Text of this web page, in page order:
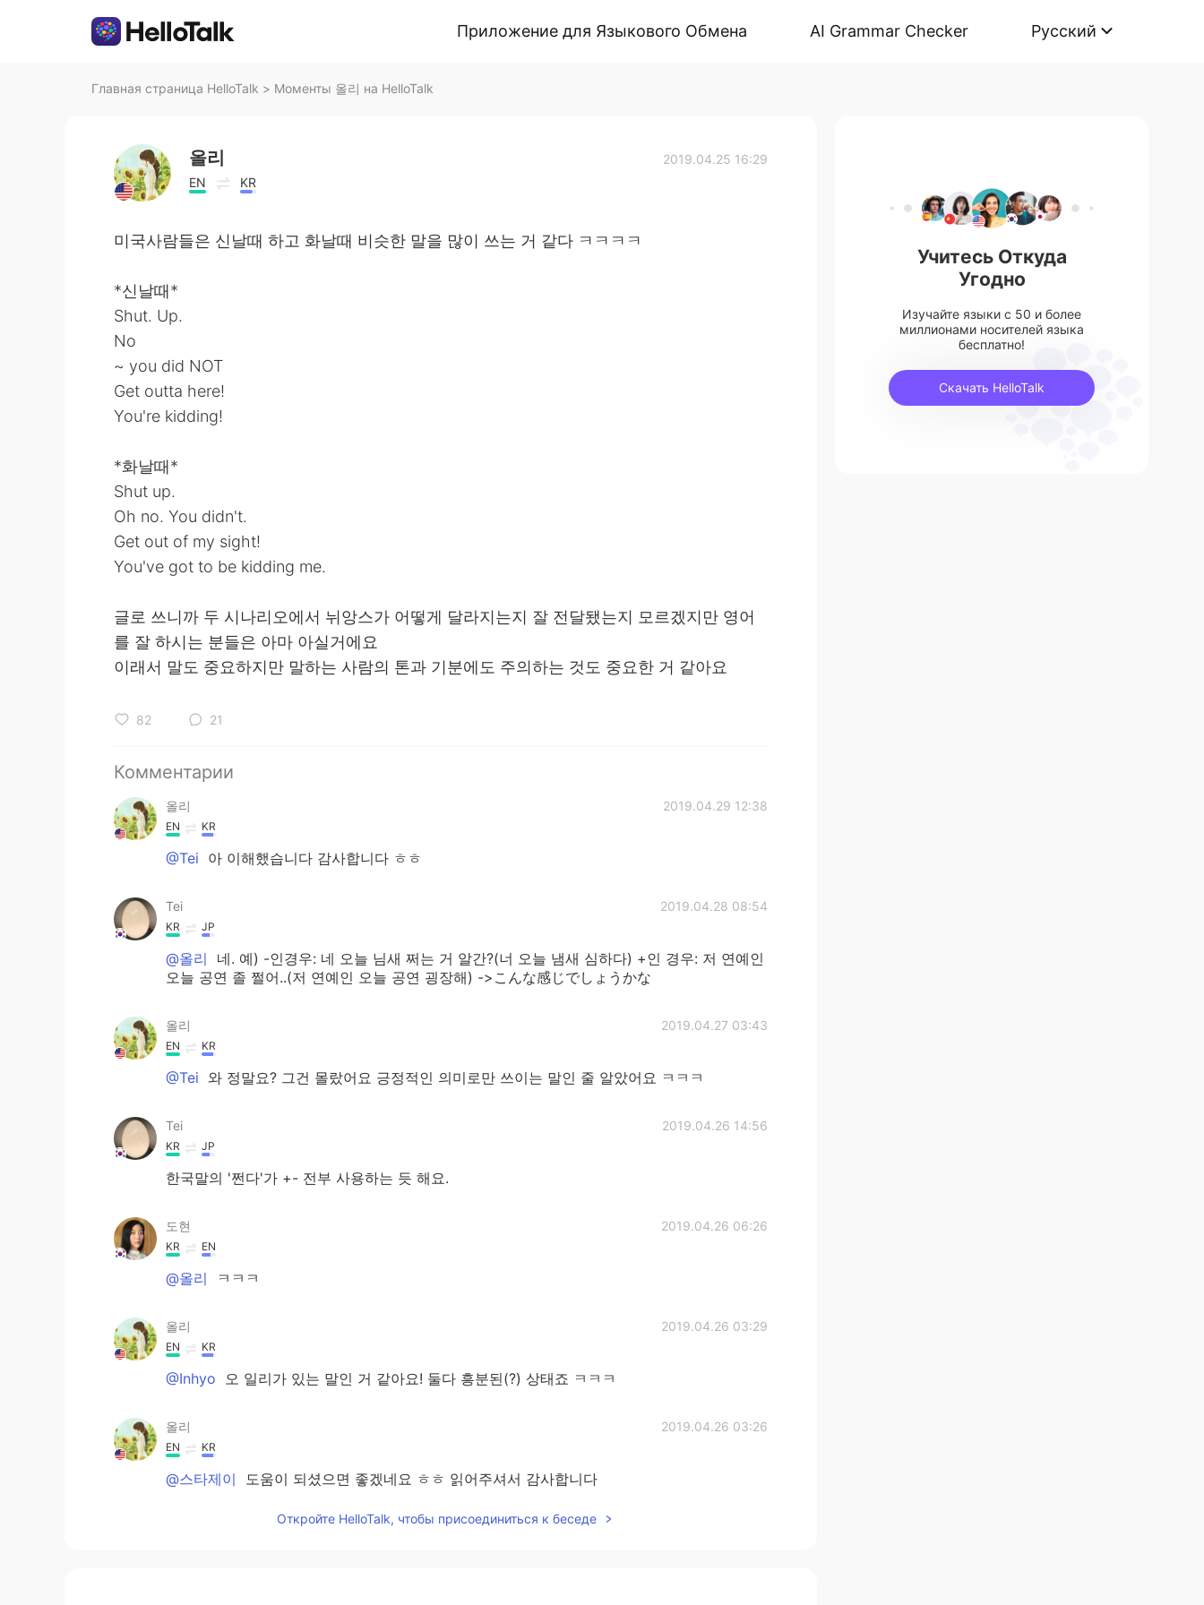
Приложение для Языкового Обмена AI Grammar Checker Русский
Главная страница HelloTalk > Моменты 올리 на HelloTalk
올리
EN KR
2019.04.25 16:29
미국사람들은 신날때 하고 화날때 비슷한 말을 많이 쓰는 거 같다 ㅋㅋㅋㅋ
*신날때*
Shut. Up.
No
~ you did NOT
Get outta here!
You're kidding!
*화날때*
Shut up.
Oh no. You didn't.
Get out of my sight!
You've got to be kidding me.
글로 쓰니까 두 시나리오에서 뉘앙스가 어떻게 달라지는지 잘 전달됐는지 모르겠지만 영어
를 잘 하시는 분들은 아마 아실거에요
이래서 말도 중요하지만 말하는 사람의 톤과 기분에도 주의하는 것도 중요한 거 같아요
82 21
Комментарии
올리 2019.04.29 12:38
EN KR
@Tei 아 이해했습니다 감사합니다 ㅎㅎ
Tei 2019.04.28 08:54
KR JP
@올리
네. 예) -인경우: 네 오늘 님새 쩌는 거 알간?(너 오늘 냄새 심하다) +인 경우: 저 연예인
오늘 공연 졸 쩔어..(저 연예인 오늘 공연 굉장해) ->こんな感じでしょうかな
올리 2019.04.27 03:43
EN KR
@Tei 와 정말요? 그건 몰랐어요 긍정적인 의미로만 쓰이는 말인 줄 알았어요 ㅋㅋㅋ
Tei 2019.04.26 14:56
KR JP
한국말의 '쩐다'가 +- 전부 사용하는 듯 해요.
도현 2019.04.26 06:26
KR EN
@올리 ㅋㅋㅋ
올리 2019.04.26 03:29
EN KR
@Inhyo 오 일리가 있는 말인 거 같아요! 둘다 흥분된(?) 상태죠 ㅋㅋㅋ
올리 2019.04.26 03:26
EN KR
@스타제이 도움이 되셨으면 좋겠네요 ㅎㅎ 읽어주셔서 감사합니다
Откройте HelloTalk, чтобы присоединиться к беседе
Учитесь Откуда
Угодно
Изучайте языки с 50 и более
миллионами носителей языка
бесплатно!
Скачать HelloTalk